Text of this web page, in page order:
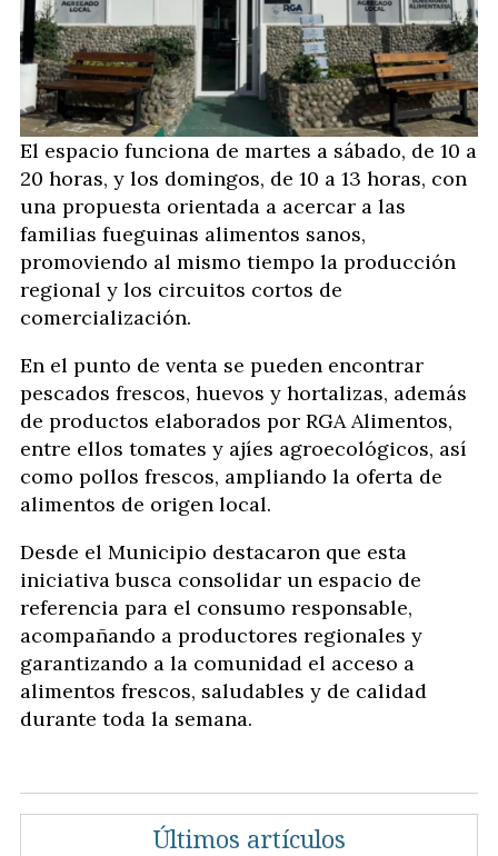
El espacio funciona de martes a sábado, de 10 a
20 horas, y los domingos, de 10 a 13 horas, con
una propuesta orientada a acercar a las
familias fueguinas alimentos sanos,
promoviendo al mismo tiempo la producción
regional y los circuitos cortos de
comercialización.
En el punto de venta se pueden encontrar
pescados frescos, huevos y hortalizas, además
de productos elaborados por RGA Alimentos,
entre ellos tomates y ajíes agroecológicos, así
como pollos frescos, ampliando la oferta de
alimentos de origen local.
Desde el Municipio destacaron que esta
iniciativa busca consolidar un espacio de
referencia para el consumo responsable,
acompañando a productores regionales y
garantizando a la comunidad el acceso a
alimentos frescos, saludables y de calidad
durante toda la semana.
Últimos artículos